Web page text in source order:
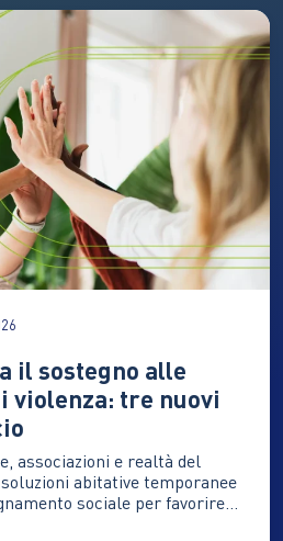
Eppure restano:
irritabilità, paura del
il sostegno alle
violenza: tre nuovi
associazioni e realtà del
abitative temporanee
sociale per favorire